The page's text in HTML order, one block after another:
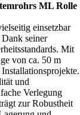
ML Rolle
einsetzbar
seiner
Mit
von ca. 50 m
und
Verlegung
zur Robustheit